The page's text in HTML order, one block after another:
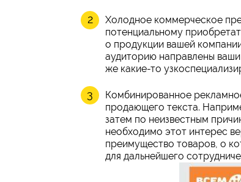
Холодное коммерческое
потенциальному
о продукции вашей
аудиторию направлены
же какие-то
Комбинированное
продающего текста.
затем по неизвестным
необходимо этот интерес
преимущество товаров, о
для дальнейшего